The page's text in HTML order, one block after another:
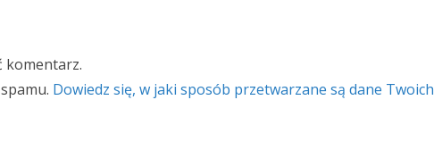
komentarz.
Dowiedz się, w jaki sposób przetwarzane są dane Twoich